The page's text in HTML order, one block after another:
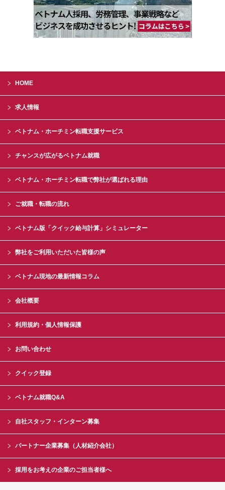
HOME
求人情報
ベトナム・ホーチミン転職支援サービス
チャンスが広がるベトナム就職
ベトナム・ホーチミン転職で弊社が選ばれる理由
ご就職・転職の流れ
ベトナム版「クイック給与計算」シミュレーター
弊社をご利用いただいた皆様の声
ベトナム現地の最新情報コラム
会社概要
利用規約・個人情報保護
お問い合わせ
クイック登録
ベトナム就職Q&A
自社スタッフ・インターン募集
パートナー企業募集（人材紹介会社）
採用をお考えの企業のご担当者様へ